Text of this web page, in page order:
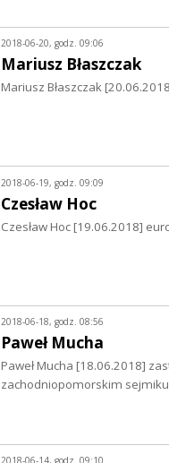
2018-06-20, godz. 09:06
Mariusz Błaszczak
Mariusz Błaszczak
2018-06-19, godz. 09:09
Czesław Hoc
Czesław Hoc [19.06.2018]
2018-06-18, godz. 08:56
Paweł Mucha
Paweł Mucha [18.06.2018]
zachodniopomorskim sejmiku